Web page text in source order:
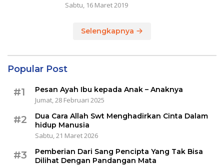
Sabtu, 16 Maret 2019
Selengkapnya
Popular Post
#1
Pesan Ayah Ibu kepada Anak – Anaknya
Jumat, 28 Februari 2025
#2
Dua Cara Allah Swt Menghadirkan Cinta Dalam
hidup Manusia
Sabtu, 21 Maret 2026
#3
Pemberian Dari Sang Pencipta Yang Tak Bisa
Dilihat Dengan Pandangan Mata